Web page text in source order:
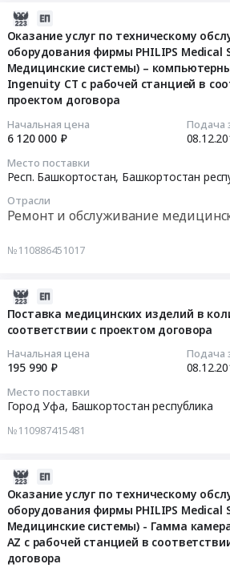
,
,
Оказание услуг по техническому
оборудования фирмы PHILIPS
Медицинские системы) –
Ingenuity CT с рабочей станцией в
проектом договора
Начальная цена
6 120 000 ₽
Подача
Место поставки
Респ. Башкортостан, Башкортостан
Отрасли
Ремонт и обслуживание
№110886451017
Поставка медицинских изделий в
соответствии с проектом договора
Начальная цена
195 990 ₽
Подача
Место поставки
Город Уфа, Башкортостан республика
№110987415481
Оказание услуг по техническому
оборудования фирмы PHILIPS
Медицинские системы) - Гамма камера
AZ с рабочей станцией в
договора